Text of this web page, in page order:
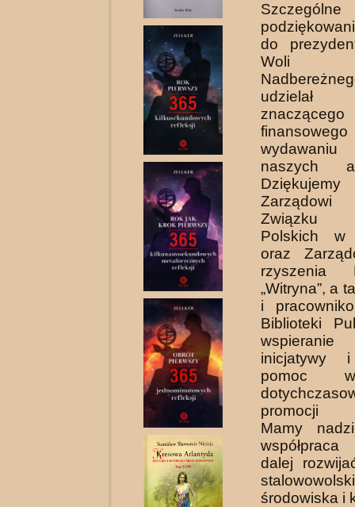
Szczególne
do
Woli
udzielał
naszych
Zarządowi
Związku
Polskich w
oraz
rzyszenia
„Witryna”, a
i
Biblioteki
inicjatywy
pomoc
promocji
Mamy
dalej
środowiska i